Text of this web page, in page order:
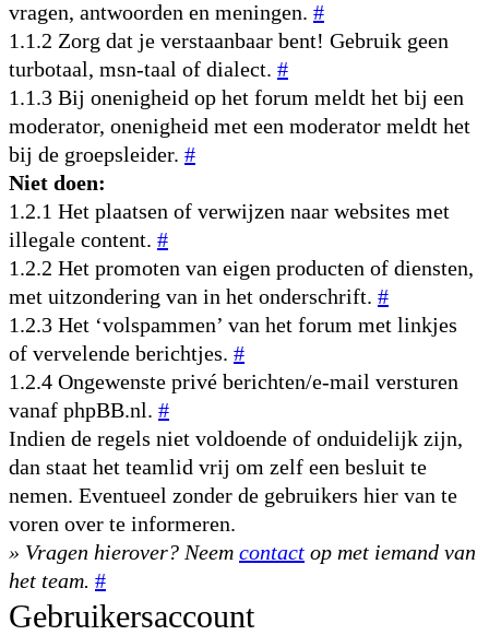
vragen, antwoorden en meningen. #
1.1.2 Zorg dat je verstaanbaar bent! Gebruik geen
turbotaal, msn-taal of dialect. #
1.1.3 Bij onenigheid op het forum meldt het bij een
moderator, onenigheid met een moderator meldt het
bij de groepsleider. #
Niet doen:
1.2.1 Het plaatsen of verwijzen naar websites met
illegale content. #
1.2.2 Het promoten van eigen producten of diensten,
met uitzondering van in het onderschrift. #
1.2.3 Het ‘volspammen’ van het forum met linkjes
of vervelende berichtjes. #
1.2.4 Ongewenste privé berichten/e-mail versturen
vanaf phpBB.nl. #
Indien de regels niet voldoende of onduidelijk zijn,
dan staat het teamlid vrij om zelf een besluit te
nemen. Eventueel zonder de gebruikers hier van te
voren over te informeren.
» Vragen hierover? Neem contact op met iemand van
het team. #
Gebruikersaccount